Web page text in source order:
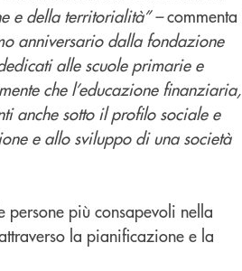
e della territorialità” –commenta
anniversario dalla fondazione
alle scuole primarie e
che l’educazione finanziaria,
anche sotto il profilo sociale e
e allo sviluppo di una società
persone più consapevoli nella
la pianificazione e la